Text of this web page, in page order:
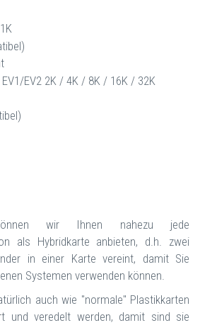
EV1/EV2 2K / 4K / 8K / 16K / 32K
wir Ihnen nahezu jede
als Hybridkarte anbieten, d.h. zwei
in einer Karte vereint, damit Sie
Systemen verwenden können.
auch wie "normale" Plastikkarten
t und veredelt werden, damit sind sie